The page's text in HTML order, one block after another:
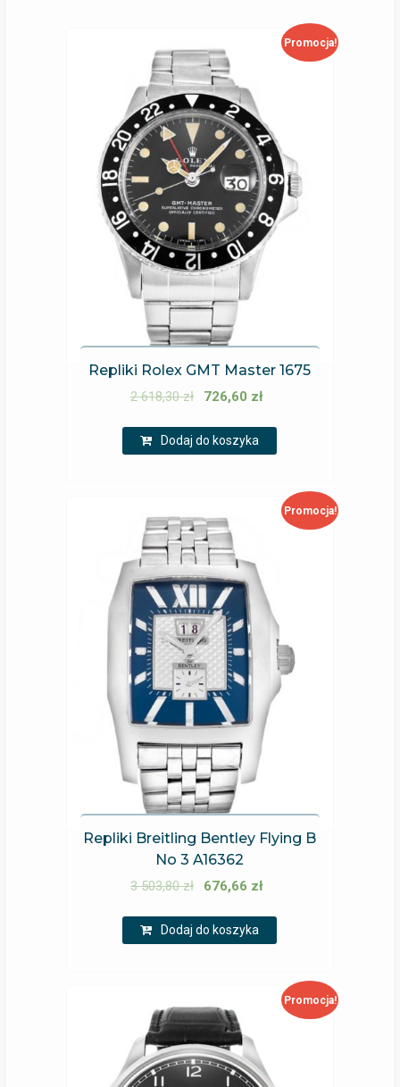
Promocja!
Repliki Rolex GMT Master 1675
2 618,30zł 726,60 zł
Dodaj do koszyka
Promocja!
Repliki Breitling Bentley Flying B
No 3 A16362
3 503,80zł 676,66 zł
Dodaj do koszyka
Promocja!